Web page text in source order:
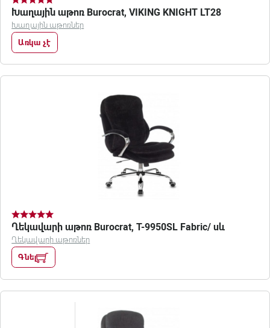
Խաղային աթոռ Burocrat, VIKING KNIGHT LT28
Խաղային աթոռներ
Առկա չէ
Ղեկավարի աթոռ Burocrat, T-9950SL Fabric/ սև
Ղեկավարի աթոռներ
Գնել